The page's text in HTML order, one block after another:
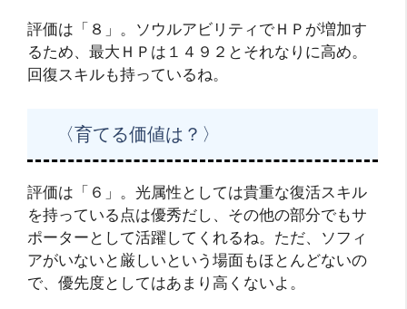
評価は「８」。ソウルアビリティでＨＰが増加す
るため、最大ＨＰは１４９２とそれなりに高め。
回復スキルも持っているね。
〈育てる価値は？〉
評価は「６」。光属性としては貴重な復活スキル
を持っている点は優秀だし、その他の部分でもサ
ポーターとして活躍してくれるね。ただ、ソフィ
アがいないと厳しいという場面もほとんどないの
で、優先度としてはあまり高くないよ。